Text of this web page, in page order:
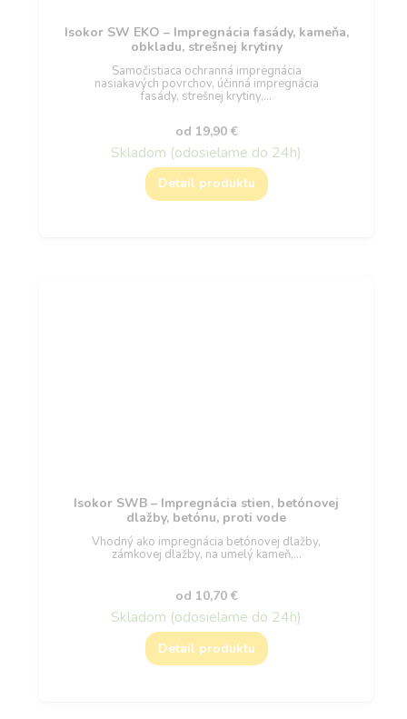
Isokor SW EKO – Impregnácia fasády, kameňa,
obkladu, strešnej krytiny
Samočistiaca ochranná impregnácia
nasiakavých povrchov, účinná impregnácia
fasády, strešnej krytiny,…
od 19,90 €
Skladom (odosielame do 24h)
Detail produktu
Isokor SWB – Impregnácia stien, betónovej
dlažby, betónu, proti vode
Vhodný ako impregnácia betónovej dlažby,
zámkovej dlažby, na umelý kameň,…
od 10,70 €
Skladom (odosielame do 24h)
Detail produktu